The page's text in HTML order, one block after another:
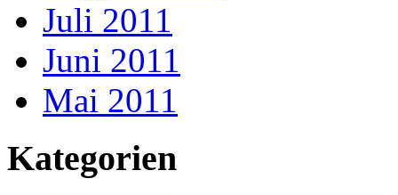
Juli 2011
Juni 2011
Mai 2011
Kategorien